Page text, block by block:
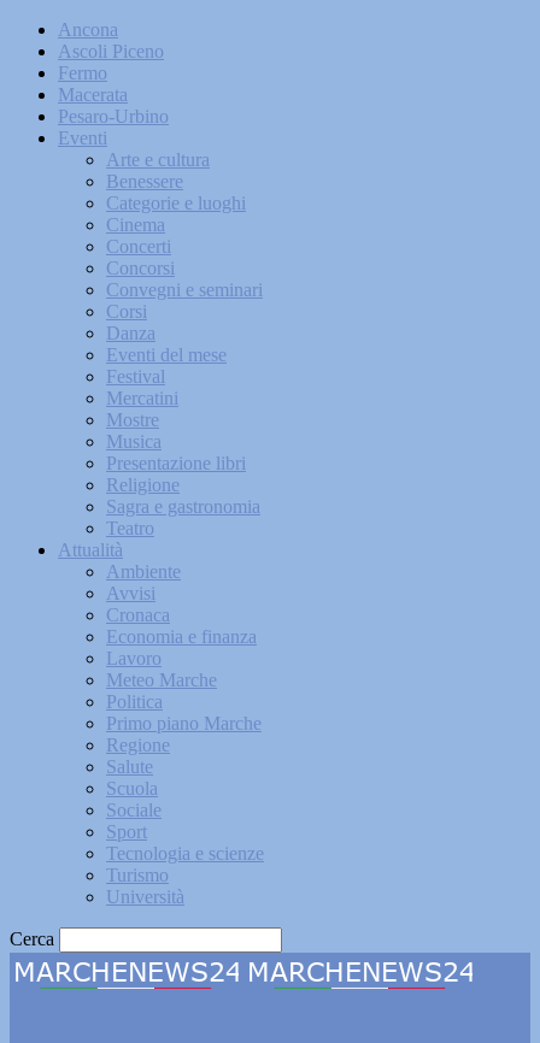
Ancona
Ascoli Piceno
Fermo
Macerata
Pesaro-Urbino
Eventi
Arte e cultura
Benessere
Categorie e luoghi
Cinema
Concerti
Concorsi
Convegni e seminari
Corsi
Danza
Eventi del mese
Festival
Mercatini
Mostre
Musica
Presentazione libri
Religione
Sagra e gastronomia
Teatro
Attualità
Ambiente
Avvisi
Cronaca
Economia e finanza
Lavoro
Meteo Marche
Politica
Primo piano Marche
Regione
Salute
Scuola
Sociale
Sport
Tecnologia e scienze
Turismo
Università
Cerca